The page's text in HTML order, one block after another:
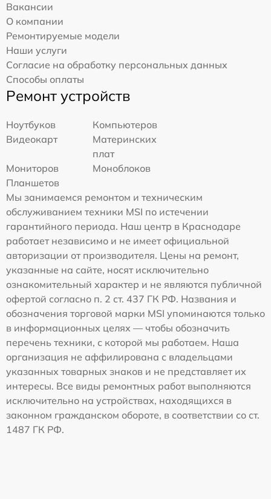
Вакансии
О компании
Ремонтируемые модели
Наши услуги
Согласие на обработку персональных данных
Способы оплаты
Ремонт устройств
Ноутбуков
Компьютеров
Видеокарт
Материнских
плат
Мониторов
Моноблоков
Планшетов
Мы занимаемся ремонтом и техническим
обслуживанием техники MSI по истечении
гарантийного периода. Наш центр в Краснодаре
работает независимо и не имеет официальной
авторизации от производителя. Цены на ремонт,
указанные на сайте, носят исключительно
ознакомительный характер и не являются публичной
офертой согласно п. 2 ст. 437 ГК РФ. Названия и
обозначения торговой марки MSI упоминаются только
в информационных целях — чтобы обозначить
перечень техники, с которой мы работаем. Наша
организация не аффилирована с владельцами
указанных товарных знаков и не представляет их
интересы. Все виды ремонтных работ выполняются
исключительно на устройствах, находящихся в
законном гражданском обороте, в соответствии со ст.
1487 ГК РФ.